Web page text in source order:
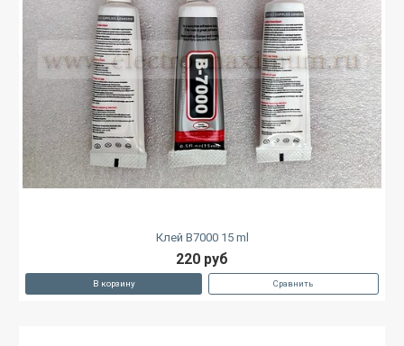
Клей B7000 15 ml
220 руб
В корзину Сравнить